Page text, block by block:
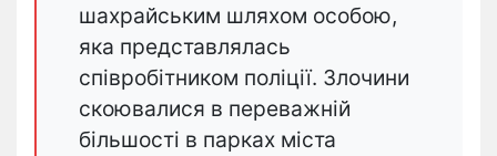
шахрайським шляхом особою,
яка представлялась
співробітником поліції. Злочини
скоювалися в переважній
більшості в парках міста